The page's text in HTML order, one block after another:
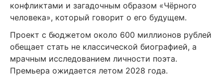
конфликтами и загадочным образом «Чёрного
человека», который говорит о его будущем.
Проект с бюджетом около 600 миллионов рублей
обещает стать не классической биографией, а
мрачным исследованием личности поэта.
Премьера ожидается летом 2028 года.